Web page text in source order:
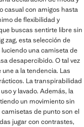
casual con amigos hasta
de flexibilidad y
buscas sentirte libre sin
zag, esta selección de
una camiseta de
desapercibido. O tal vez
a la tendencia. Las
La transpirabilidad
y lavado. Además, la
un movimiento sin
de punto son el
jugar con contrastes,